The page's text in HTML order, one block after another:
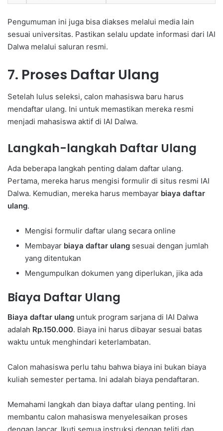
Pengumuman ini juga bisa diakses melalui media lain
sesuai universitas. Pastikan selalu update informasi dari IAI
Dalwa melalui saluran resmi.
7. Proses Daftar Ulang
Setelah lulus seleksi, calon mahasiswa baru harus
mendaftar ulang. Ini untuk memastikan mereka resmi
menjadi mahasiswa aktif di IAI Dalwa.
Langkah-langkah Daftar Ulang
Ada beberapa langkah penting dalam daftar ulang.
Pertama, mereka harus mengisi formulir di situs resmi IAI
Dalwa. Kemudian, mereka harus membayar biaya daftar
ulang.
Mengisi formulir daftar ulang secara online
Membayar biaya daftar ulang sesuai dengan jumlah
yang ditentukan
Mengumpulkan dokumen yang diperlukan, jika ada
Biaya Daftar Ulang
Biaya daftar ulang untuk program sarjana di IAI Dalwa
adalah Rp.150.000. Biaya ini harus dibayar sesuai batas
waktu untuk menghindari keterlambatan.
Calon mahasiswa perlu tahu bahwa biaya ini bukan biaya
kuliah semester pertama. Ini adalah biaya pendaftaran.
Memahami langkah dan biaya daftar ulang penting. Ini
membantu calon mahasiswa menyelesaikan proses